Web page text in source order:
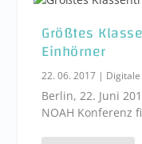
Größtes
Einhörner
22. 06. 2017 |
Berlin, 22. Juni
NOAH Konferenz